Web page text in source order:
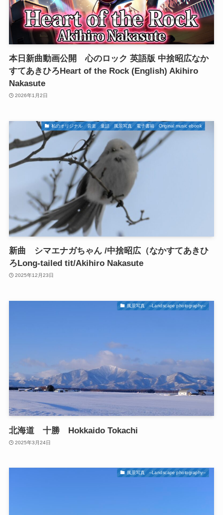
本日新曲動画公開 心のロック 英語版 中捨昭広なか
すてあきひろHeart of the Rock (English) Akihiro
Nakasute
2026年1月2日
私のオリジナル 音楽 童話 風景写真 電子書籍 Original music ebook
新曲 シマエナガちゃん /中捨昭広（なかすてあきひ
ろLong-tailed tit/Akihiro Nakasute
2025年12月23日
風景写真 –Landscape photography–
北海道 十勝 Hokkaido Tokachi
2025年3月24日
風景写真 –Landscape photography–